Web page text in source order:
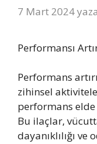
7 Mart 2024
Performansı
Performans
zihinsel
performans
Bu ilaçlar,
dayanıklılığı